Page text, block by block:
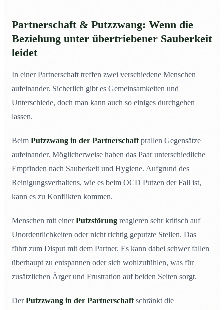
Partnerschaft & Putzzwang: Wenn die
Beziehung unter übertriebener Sauberkeit
leidet
In einer Partnerschaft treffen zwei verschiedene Menschen
aufeinander. Sicherlich gibt es Gemeinsamkeiten und
Unterschiede, doch man kann auch so einiges durchgehen
lassen.
Beim Putzzwang in der Partnerschaft prallen Gegensätze
aufeinander. Möglicherweise haben das Paar unterschiedliche
Empfinden nach Sauberkeit und Hygiene. Aufgrund des
Reinigungsverhaltens, wie es beim OCD Putzen der Fall ist,
kann es zu Konflikten kommen.
Menschen mit einerPutzstörung reagieren sehr kritisch auf
Unordentlichkeiten oder nicht richtig geputzte Stellen. Das
führt zum Disput mit dem Partner. Es kann dabei schwer fallen
überhaupt zu entspannen oder sich wohlzufühlen, was für
zusätzlichen Ärger und Frustration auf beiden Seiten sorgt.
DerPutzzwang in der Partnerschaft schränkt die